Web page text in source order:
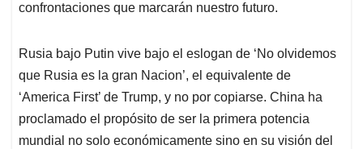
confrontaciones que marcarán nuestro futuro.
Rusia bajo Putin vive bajo el eslogan de ‘No olvidemos
que Rusia es la gran Nacion’, el equivalente de
‘America First’ de Trump, y no por copiarse. China ha
proclamado el propósito de ser la primera potencia
mundial no solo económicamente sino en su visión del